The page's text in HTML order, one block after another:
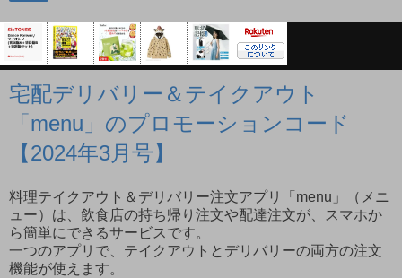
宅配デリバリー＆テイクアウト
「menu」のプロモーションコード
【2024年3月号】
料理テイクアウト＆デリバリー注文アプリ「menu」（メニ
ュー）は、飲食店の持ち帰り注文や配達注文が、スマホか
ら簡単にできるサービスです。
一つのアプリで、テイクアウトとデリバリーの両方の注文
機能が使えます。